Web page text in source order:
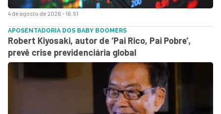
4 de agosto de 2026 - 16:51
APOSENTADORIA DOS BABY BOOMERS
Robert Kiyosaki, autor de ‘Pai Rico, Pai Pobre’,
prevê crise previdenciária global